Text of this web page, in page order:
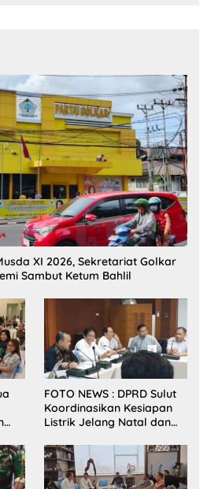
XI 2026, Sekretariat Golkar
Sambut Ketum Bahlil
FOTO NEWS : DPRD Sulut
Koordinasikan Kesiapan
Listrik Jelang Natal dan